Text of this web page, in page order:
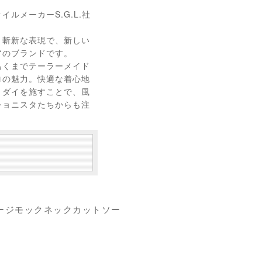
ルメーカーS.G.L.社
新な表現で、新しい
ブランドです。
までテーラーメイド
魅力。快適な着心地
イを施すことで、風
ニスタたちからも注
ジモックネックカットソー